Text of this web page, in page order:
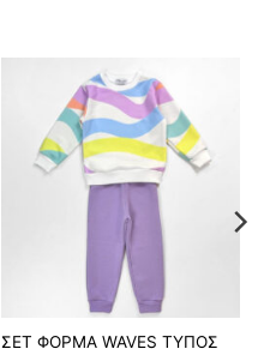
ΣΕΤ ΦΟΡΜΑ WAVES ΤΥΠΟΣ